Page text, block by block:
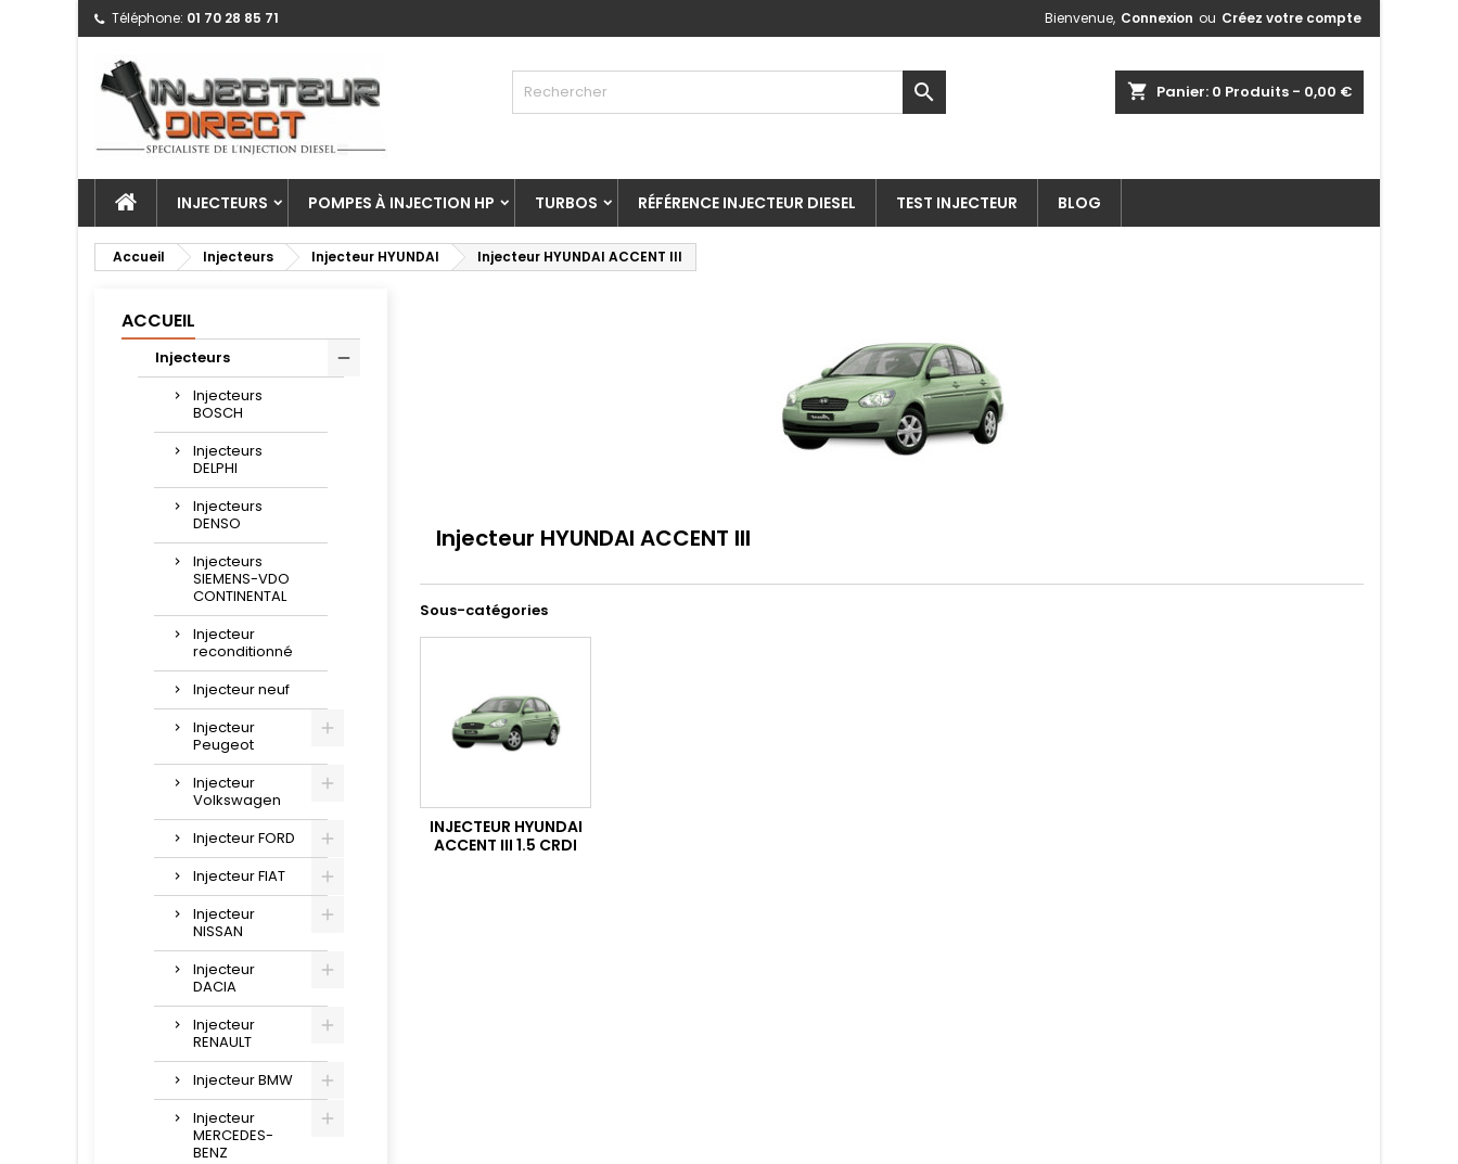
Téléphone: 01 70 28 85 71 Bienvenue, Connexion ou Créez votre compte
shopping_cart Panier: 0 Produits - 0,00 €

INJECTEURS POMPES À INJECTION HP TURBOS RÉFÉRENCE INJECTEUR DIESEL TEST INJECTEUR BLOG
Accueil Injecteurs Injecteur HYUNDAI Injecteur HYUNDAI ACCENT III
ACCUEIL
Injecteurs
Injecteurs
BOSCH
Injecteurs
DELPHI
Injecteurs
DENSO
Injecteurs
SIEMENS-VDO
CONTINENTAL
Injecteur
reconditionné
Injecteur neuf
Injecteur
Peugeot
Injecteur
Volkswagen
Injecteur FORD
Injecteur FIAT
Injecteur
NISSAN
Injecteur
DACIA
Injecteur
RENAULT
Injecteur BMW
Injecteur
MERCEDES-
BENZ
Injecteur HYUNDAI ACCENT III
Sous-catégories
INJECTEUR HYUNDAI
ACCENT III 1.5 CRDI